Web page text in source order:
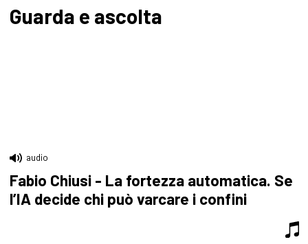
Guarda e ascolta
audio
Fabio Chiusi - La fortezza automatica. Se
l’IA decide chi può varcare i confini